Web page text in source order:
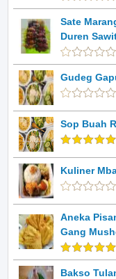
Sate
Duren
Gudeg
Sop Buah
Kuliner
Aneka
Gang
Bakso